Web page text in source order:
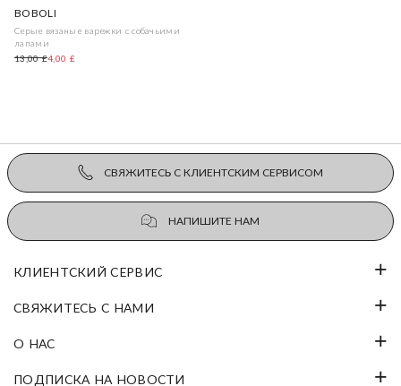
BOBOLI
Серые вязаные варежки с собачьими
лапами
13,00 £4,00 £
СВЯЖИТЕСЬ С КЛИЕНТСКИМ СЕРВИСОМ
НАПИШИТЕ НАМ
КЛИЕНТСКИЙ СЕРВИС
СВЯЖИТЕСЬ С НАМИ
О НАС
ПОДПИСКА НА НОВОСТИ